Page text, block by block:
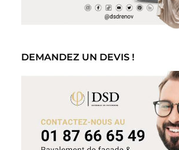
DEMANDEZ UN DEVIS !